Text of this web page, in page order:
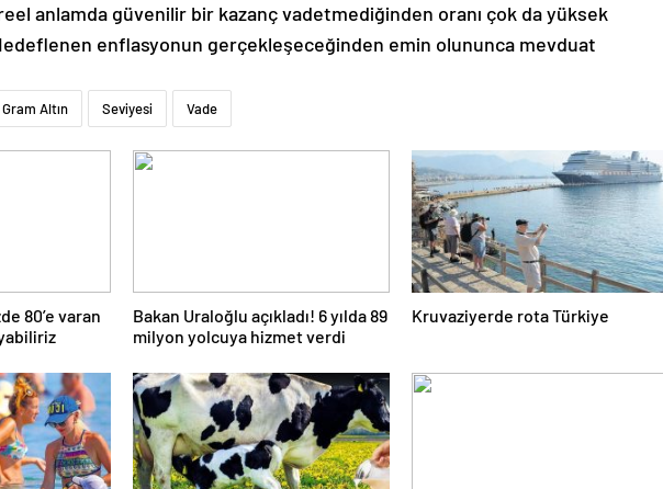
anlamda güvenilir bir kazanç vadetmediğinden oranı çok da yüksek
enflasyonun gerçekleşeceğinden emin olununca mevduat
Gram Altın Seviyesi Vade
80’e varan
Bakan Uraloğlu açıkladı! 6 yılda 89
milyon yolcuya hizmet verdi
Kruvaziyerde rota Türkiye